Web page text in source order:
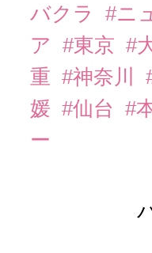
バクラ
#ニ
ア
#東京 #
重 #神奈川
媛 #仙台 #
ー